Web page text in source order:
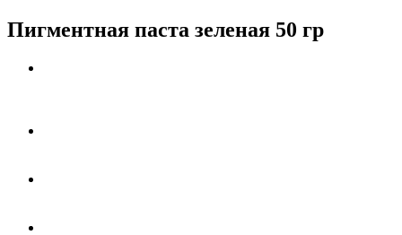
Пигментная паста зеленая 50 гр